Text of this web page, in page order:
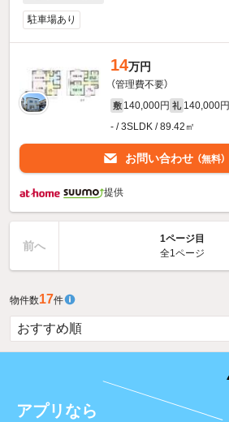
駐車場あり
14万円
（管理費不要）
敷 140,000円 礼 140,000円
- / 3SLDK / 89.42㎡
お問い合わせ （無料）
提供
前へ
1ページ目
全1ページ
物件数17件
アプリなら